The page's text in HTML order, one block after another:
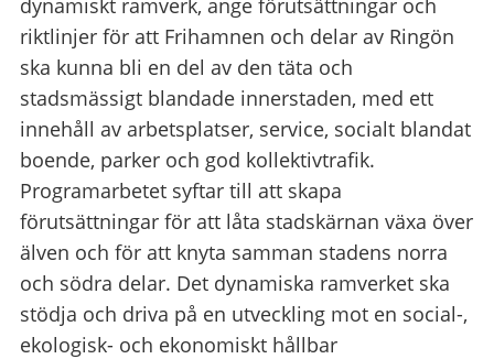
riktlinjer för att Frihamnen och delar av Ringön
ska kunna bli en del av den täta och
stadsmässigt blandade innerstaden, med ett
innehåll av arbetsplatser, service, socialt blandat
boende, parker och god kollektivtrafik.
Programarbetet syftar till att skapa
förutsättningar för att låta stadskärnan växa över
älven och för att knyta samman stadens norra
och södra delar. Det dynamiska ramverket ska
stödja och driva på en utveckling mot en social-,
ekologisk- och ekonomiskt hållbar